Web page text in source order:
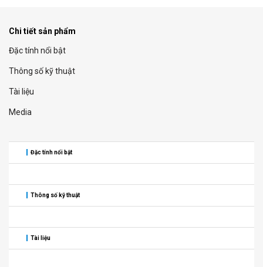
Chi tiết sản phẩm
Đặc tính nổi bật
Thông số kỹ thuật
Tài liệu
Media
Đặc tính nổi bật
Thông số kỹ thuật
Tài liệu